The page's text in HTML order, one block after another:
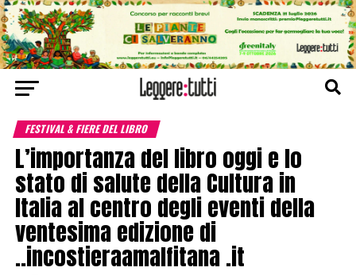
FESTIVAL & FIERE DEL LIBRO
L’importanza del libro oggi e lo
stato di salute della Cultura in
Italia al centro degli eventi della
ventesima edizione di
..incostieraamalfitana .it